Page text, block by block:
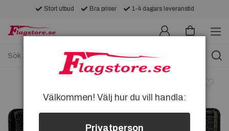
Stort utbud Bra priser 1-4 dagars leveranstid
Välkommen! Välj hur du vill handla:
Privatperson